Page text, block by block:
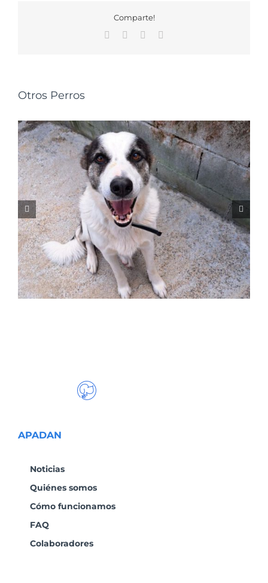
Comparte!
Facebook WhatsApp
Otros Perros
NALA
APADAN
Noticias
Quiénes somos
Cómo funcionamos
FAQ
Colaboradores